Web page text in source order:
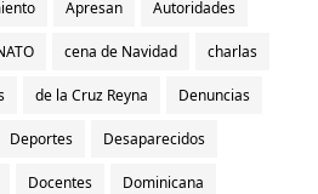
Apresan Autoridades
cena de Navidad charlas
de la Cruz Reyna Denuncias
Deportes Desaparecidos
Docentes Dominicana